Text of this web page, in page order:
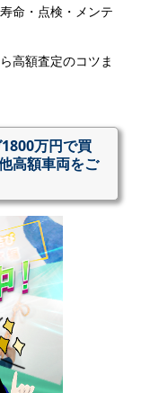
命・点検・メンテ
高額査定のコツま
万円で買
高額車両をご